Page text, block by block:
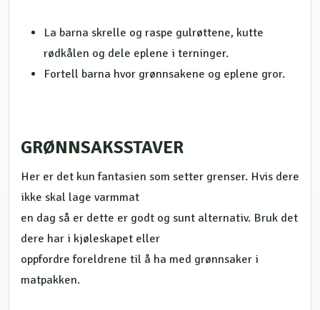
La barna skrelle og raspe gulrøttene, kutte
rødkålen og dele eplene i terninger.
Fortell barna hvor grønnsakene og eplene gror.
GRØNNSAKSSTAVER
Her er det kun fantasien som setter grenser. Hvis dere
ikke skal lage varmmat
en dag så er dette er godt og sunt alternativ. Bruk det
dere har i kjøleskapet eller
oppfordre foreldrene til å ha med grønnsaker i
matpakken.